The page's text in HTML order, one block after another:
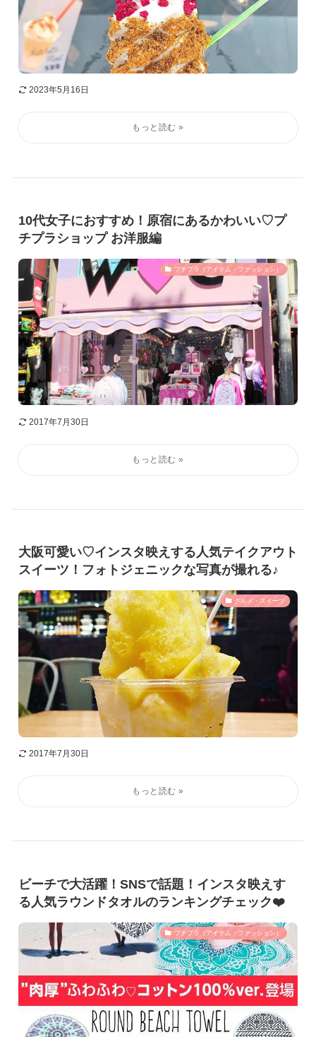
2023年5月16日
10代女子におすすめ！原宿にあるかわいい♡プ
チプラショップ お洋服編
プチプラ（アイテム・ファッション）
2017年7月30日
大阪可愛い♡インスタ映えする人気テイクアウト
スイーツ！フォトジェニックな写真が撮れる♪
グルメ・スイーツ
2017年7月30日
ビーチで大活躍！SNSで話題！インスタ映えす
る人気ラウンドタオルのランキングチェック❤️
プチプラ（アイテム・ファッション）